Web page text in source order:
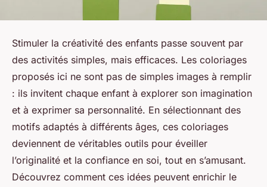
Stimuler la créativité des enfants passe souvent par
des activités simples, mais efficaces. Les coloriages
proposés ici ne sont pas de simples images à remplir
: ils invitent chaque enfant à explorer son imagination
et à exprimer sa personnalité. En sélectionnant des
motifs adaptés à différents âges, ces coloriages
deviennent de véritables outils pour éveiller
l’originalité et la confiance en soi, tout en s’amusant.
Découvrez comment ces idées peuvent enrichir le